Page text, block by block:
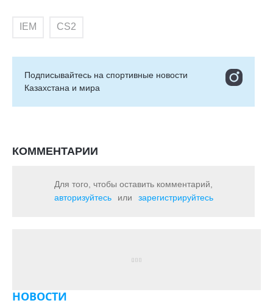
IEM CS2
Подписывайтесь на cпортивные новости
Казахстана и мира
КОММЕНТАРИИ
Для того, чтобы оставить комментарий,
авторизуйтесь
или зарегистрируйтесь
НОВОСТИ